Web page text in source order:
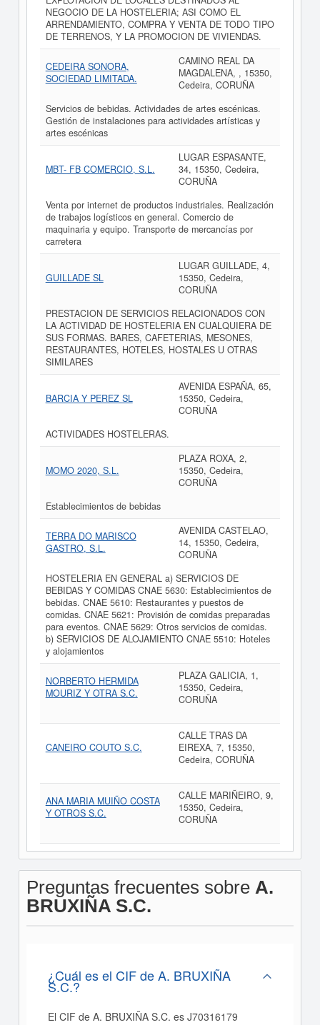
NEGOCIO DE LA HOSTELERIA; ASI COMO EL
ARRENDAMIENTO, COMPRA Y VENTA DE TODO TIPO
DE TERRENOS, Y LA PROMOCION DE VIVIENDAS.
CEDEIRA SONORA,
SOCIEDAD LIMITADA.
CAMINO REAL DA
MAGDALENA, , 15350,
Cedeira, CORUÑA
Servicios de bebidas. Actividades de artes escénicas.
Gestión de instalaciones para actividades artísticas y
artes escénicas
MBT- FB COMERCIO, S.L.
LUGAR ESPASANTE,
34, 15350, Cedeira,
CORUÑA
Venta por internet de productos industriales. Realización
de trabajos logísticos en general. Comercio de
maquinaria y equipo. Transporte de mercancías por
carretera
GUILLADE SL
LUGAR GUILLADE, 4,
15350, Cedeira,
CORUÑA
PRESTACION DE SERVICIOS RELACIONADOS CON
LA ACTIVIDAD DE HOSTELERIA EN CUALQUIERA DE
SUS FORMAS. BARES, CAFETERIAS, MESONES,
RESTAURANTES, HOTELES, HOSTALES U OTRAS
SIMILARES
BARCIA Y PEREZ SL
AVENIDA ESPAÑA, 65,
15350, Cedeira,
CORUÑA
ACTIVIDADES HOSTELERAS.
MOMO 2020, S.L.
PLAZA ROXA, 2,
15350, Cedeira,
CORUÑA
Establecimientos de bebidas
TERRA DO MARISCO
GASTRO, S.L.
AVENIDA CASTELAO,
14, 15350, Cedeira,
CORUÑA
HOSTELERIA EN GENERAL a) SERVICIOS DE
BEBIDAS Y COMIDAS CNAE 5630: Establecimientos de
bebidas. CNAE 5610: Restaurantes y puestos de
comidas. CNAE 5621: Provisión de comidas preparadas
para eventos. CNAE 5629: Otros servicios de comidas.
b) SERVICIOS DE ALOJAMIENTO CNAE 5510: Hoteles
y alojamientos
NORBERTO HERMIDA
MOURIZ Y OTRA S.C.
PLAZA GALICIA, 1,
15350, Cedeira,
CORUÑA
CANEIRO COUTO S.C.
CALLE TRAS DA
EIREXA, 7, 15350,
Cedeira, CORUÑA
ANA MARIA MUIÑO COSTA
Y OTROS S.C.
CALLE MARIÑEIRO, 9,
15350, Cedeira,
CORUÑA
Preguntas frecuentes sobre A.
BRUXIÑA S.C.
¿Cuál es el CIF de A. BRUXIÑA
S.C.?
El CIF de A. BRUXIÑA S.C. es J70316179